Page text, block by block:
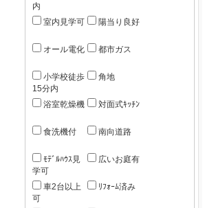
内
室内見学可 陽当り良好
オール電化 都市ガス
小学校徒歩
15分内
角地
浴室乾燥機 対面式ｷｯﾁﾝ
食洗機付 南向道路
ﾓﾃﾞﾙﾊｳｽ見
学可
広いお庭有
車2台以上
可
ﾘﾌｫｰﾑ済み